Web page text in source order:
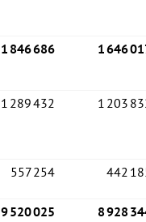
1 846 686 1 646
1 289 432 1 203
557 254 442
9 520 025 8 928